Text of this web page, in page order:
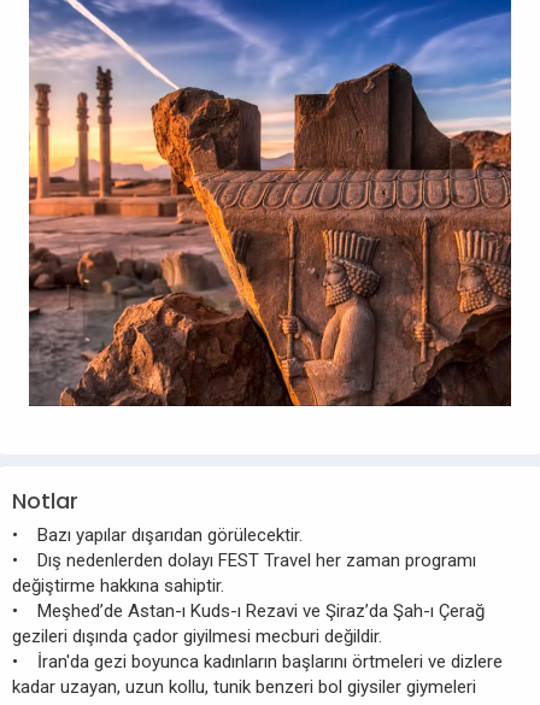
Notlar
• Bazı yapılar dışarıdan görülecektir.
• Dış nedenlerden dolayı FEST Travel her zaman programı
değiştirme hakkına sahiptir.
• Meşhed’de Astan-ı Kuds-ı Rezavi ve Şiraz’da Şah-ı Çerağ
gezileri dışında çador giyilmesi mecburi değildir.
• İran'da gezi boyunca kadınların başlarını örtmeleri ve dizlere
kadar uzayan, uzun kollu, tunik benzeri bol giysiler giymeleri